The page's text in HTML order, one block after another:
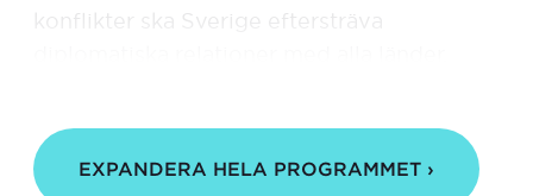
konflikter ska Sverige eftersträva
avvisar vi både Nato- och EU-medlemskap.
EXPANDERA HELA PROGRAMMET ›